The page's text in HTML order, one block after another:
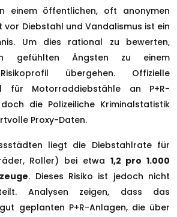
einem öffentlichen, oft anonymen
vor Diebstahl und Vandalismus ist ein
Um dies rational zu bewerten,
gefühlten Ängsten zu einem
übergehen. Offizielle
für Motorraddiebstähle an P+R-
die Polizeiliche Kriminalstatistik
Proxy-Daten.
liegt die Diebstahlrate für
Roller) bei etwa 1,2 pro 1.000
. Dieses Risiko ist jedoch nicht
Analysen zeigen, dass das
geplanten P+R-Anlagen, die über